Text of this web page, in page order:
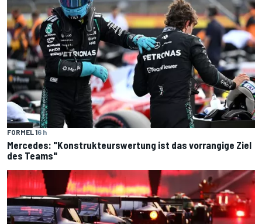
FORMEL 16 h
Mercedes: "Konstrukteurswertung ist das vorrangige Ziel
des Teams"